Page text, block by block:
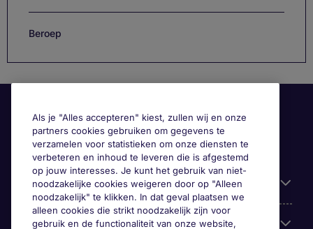
Beroep
Handige informatie
Onze expertise
Als je "Alles accepteren" kiest, zullen wij en onze
partners cookies gebruiken om gegevens te
verzamelen voor statistieken om onze diensten te
verbeteren en inhoud te leveren die is afgestemd
op jouw interesses. Je kunt het gebruik van niet-
noodzakelijke cookies weigeren door op "Alleen
noodzakelijk" te klikken. In dat geval plaatsen we
alleen cookies die strikt noodzakelijk zijn voor
gebruik en de functionaliteit van onze website,